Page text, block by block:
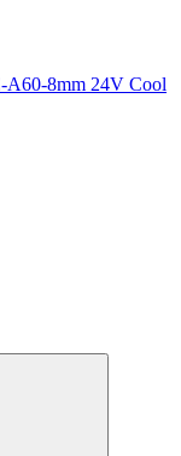
A60-8mm 24V Cool